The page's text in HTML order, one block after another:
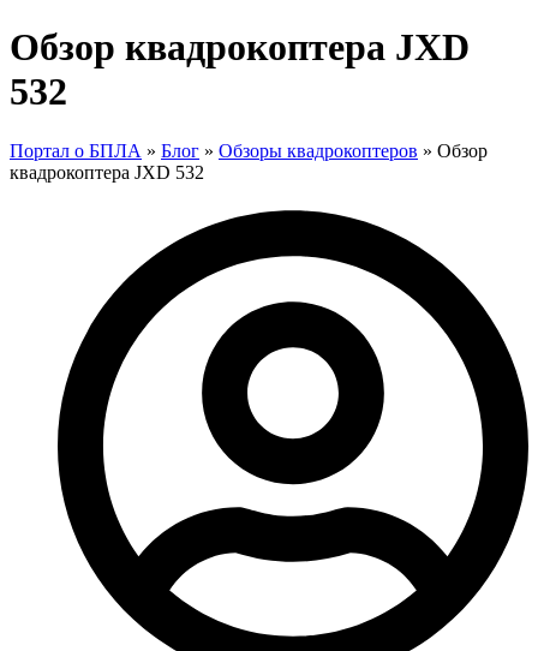
Обзор квадрокоптера JXD
532
Портал о БПЛА » Блог » Обзоры квадрокоптеров » Обзор
квадрокоптера JXD 532